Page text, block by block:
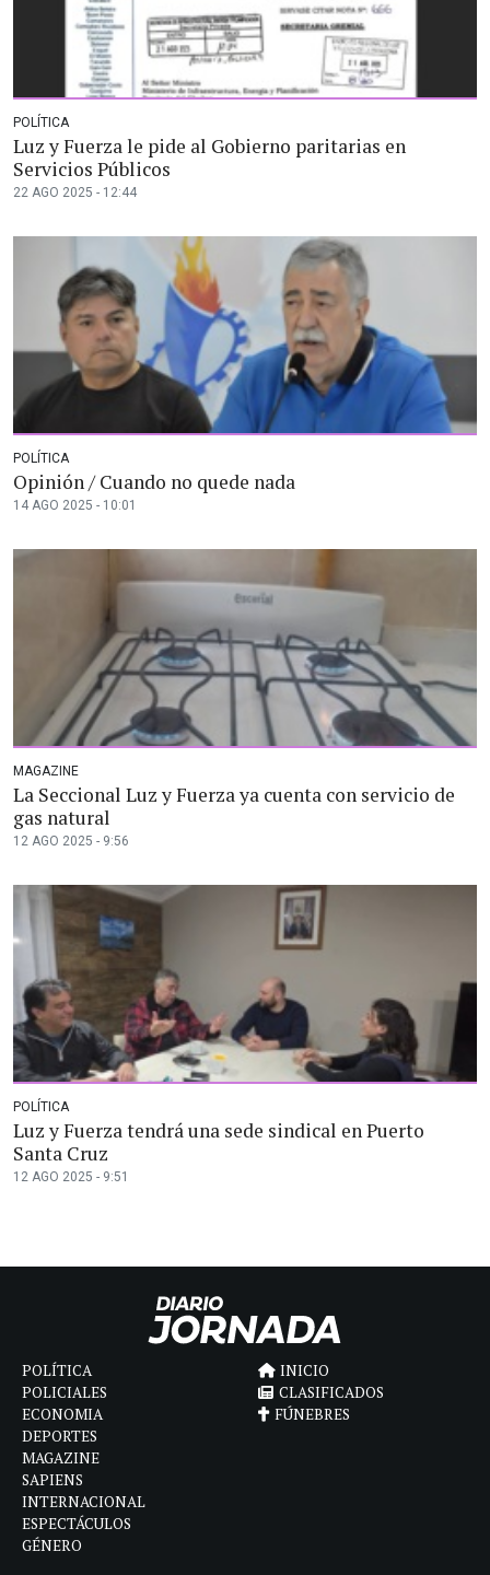
POLÍTICA
Luz y Fuerza le pide al Gobierno paritarias en
Servicios Públicos
22 AGO 2025 - 12:44
POLÍTICA
Opinión / Cuando no quede nada
14 AGO 2025 - 10:01
MAGAZINE
La Seccional Luz y Fuerza ya cuenta con servicio de
gas natural
12 AGO 2025 - 9:56
POLÍTICA
Luz y Fuerza tendrá una sede sindical en Puerto
Santa Cruz
12 AGO 2025 - 9:51
POLÍTICA
POLICIALES
ECONOMIA
DEPORTES
MAGAZINE
SAPIENS
INTERNACIONAL
ESPECTÁCULOS
GÉNERO
INICIO
CLASIFICADOS
FÚNEBRES